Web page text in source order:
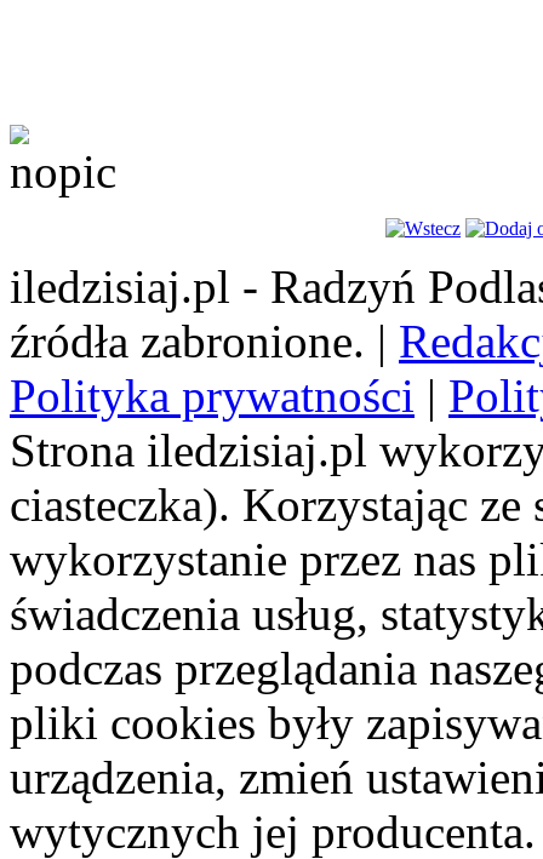
iledzisiaj.pl - Radzyń
źródła zabronione. |
Polityka prywatności |
Strona iledzisiaj.pl
ciasteczka). Korzystając
wykorzystanie przez nas
świadczenia usług,
podczas przeglądania
pliki cookies były
urządzenia, zmień
wytycznych jej producenta.